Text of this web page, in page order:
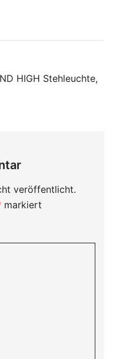
HIGH Stehleuchte,
veröffentlicht.
markiert